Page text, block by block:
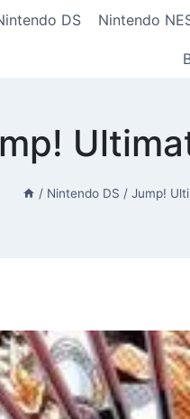
DS Nintendo
/ Nintendo DS / Jump!